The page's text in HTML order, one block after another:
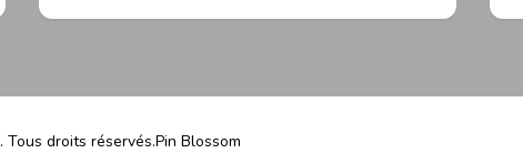
. Tous droits réservés.Pin Blossom